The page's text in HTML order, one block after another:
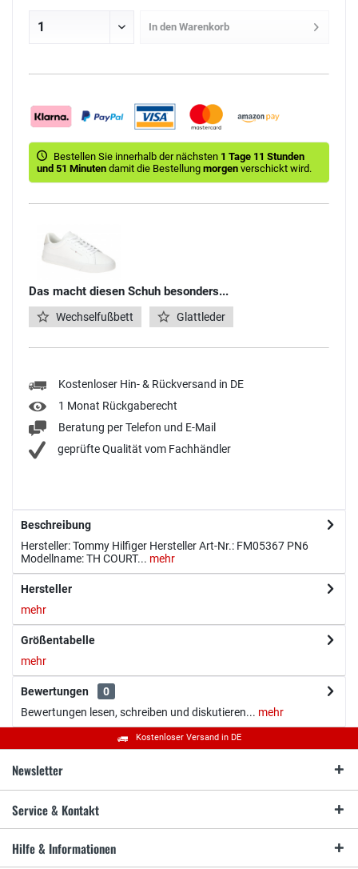
In den Warenkorb
Bestellen Sie innerhalb der nächsten 1 Tage 11 Stunden
und 51 Minuten damit die Bestellung morgen verschickt wird.
Das macht diesen Schuh besonders...
Wechselfußbett Glattleder
Kostenloser Hin- & Rückversand in DE
1 Monat Rückgaberecht
Beratung per Telefon und E-Mail
geprüfte Qualität vom Fachhändler
Beschreibung
Hersteller: Tommy Hilfiger Hersteller Art-Nr.: FM05367 PN6
Modellname: TH COURT... mehr
Hersteller
mehr
Größentabelle
mehr
Bewertungen
0
Bewertungen lesen, schreiben und diskutieren... mehr
Kostenloser Versand in DE
Newsletter
Service & Kontakt
Hilfe & Informationen